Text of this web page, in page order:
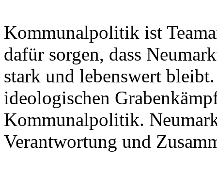
Kommunalpolitik ist
dafür sorgen, dass
stark und lebenswert
ideologischen
Kommunalpolitik.
Verantwortung und